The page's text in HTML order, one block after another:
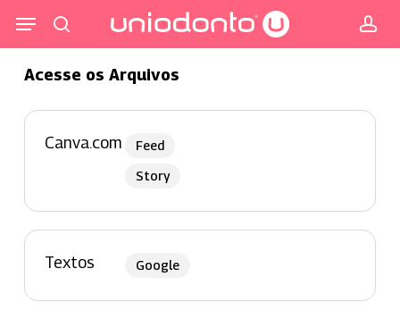
para
conteúdo
principal
Menu
Acesse os Arquivos
Canva.com
Feed
Story
Textos Google